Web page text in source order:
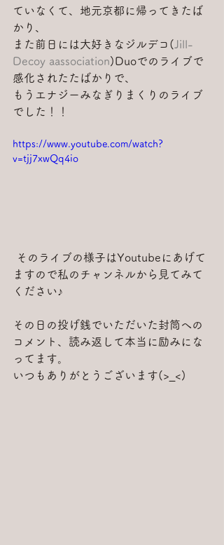
ていなくて、地元京都に帰ってきたば
かり、
また前日には大好きなジルデコ(
Jill-
Decoy aassociation)Duoでのライブで
感化されたたばかりで、
もうエナジーみなぎりまくりのライブ
でした！！
https://www.youtube.com/watch?
v=tjj7xwQq4io
ますので私のチャンネルから見てみて
ください♪
その日の投げ銭でいただいた封筒への
コメント、読み返して本当に励みにな
ってます。
いつもありがとうございます(>_<)